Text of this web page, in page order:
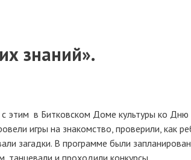
знаний».
этим в Битковском Доме культуры ко Дню
игры на знакомство, проверили, как
загадки. В программе были
танцевали и проходили конкурсы.